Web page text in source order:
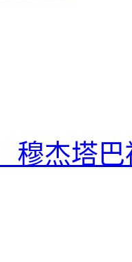
穆杰塔